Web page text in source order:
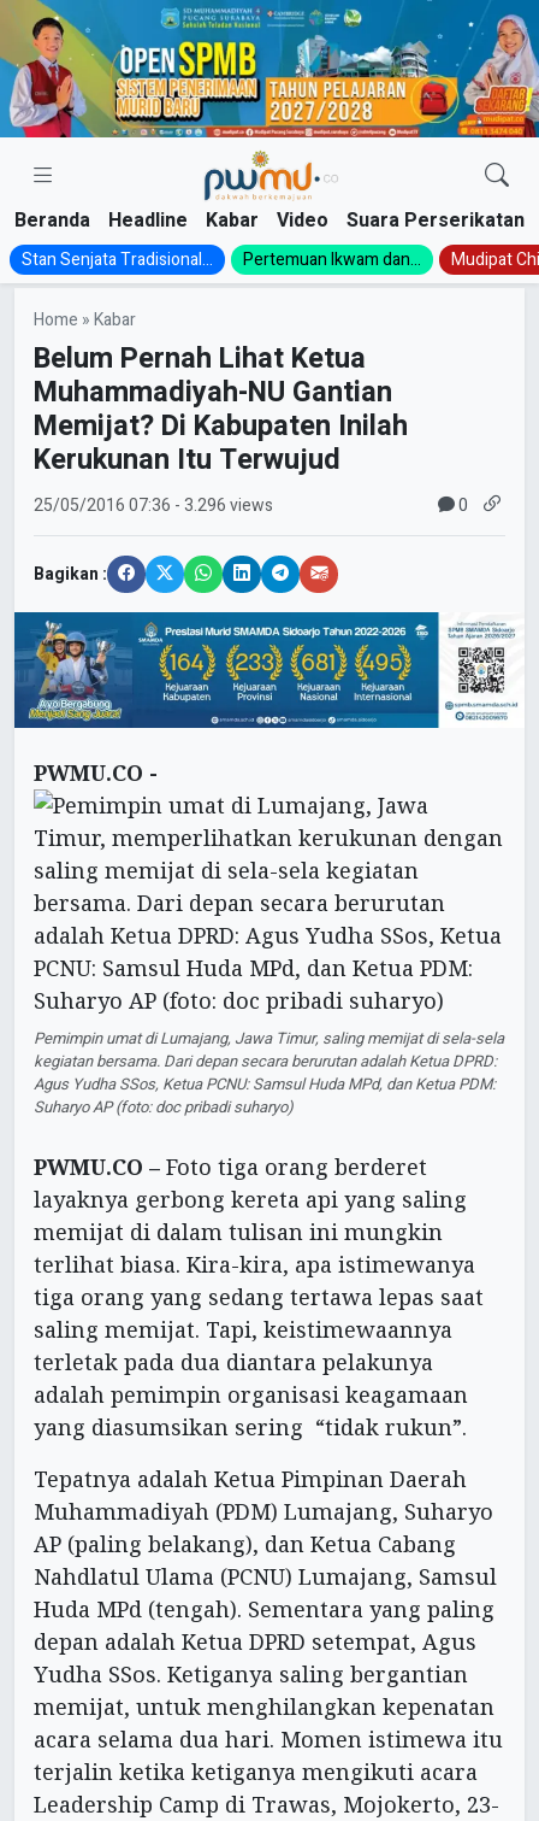
Skip
content
Beranda Headline Kabar Video Suara Perserikatan
Stan Senjata Tradisional... Pertemuan Ikwam dan... Mudipat
Home »Kabar
Belum Pernah Lihat Ketua
Muhammadiyah-NU Gantian
Memijat? Di Kabupaten Inilah
Kerukunan Itu Terwujud
25/05/201607:36 - 3.296 views 0
Bagikan :
PWMU.CO -
Pemimpin umat di Lumajang, Jawa Timur, saling memijat di sela-sela
kegiatan bersama. Dari depan secara berurutan adalah Ketua DPRD:
Agus Yudha SSos, Ketua PCNU: Samsul Huda MPd, dan Ketua PDM:
Suharyo AP (foto: doc pribadi suharyo)
PWMU.CO – Foto tiga orang berderet
layaknya gerbong kereta api yang saling
memijat di dalam tulisan ini mungkin
terlihat biasa. Kira-kira, apa istimewanya
tiga orang yang sedang tertawa lepas saat
saling memijat. Tapi, keistimewaannya
terletak pada dua diantara pelakunya
adalah pemimpin organisasi keagamaan
yang diasumsikan sering “tidak rukun”.
Tepatnya adalah Ketua Pimpinan Daerah
Muhammadiyah (PDM) Lumajang, Suharyo
AP (paling belakang), dan Ketua Cabang
Nahdlatul Ulama (PCNU) Lumajang, Samsul
Huda MPd (tengah). Sementara yang paling
depan adalah Ketua DPRD setempat, Agus
Yudha SSos. Ketiganya saling bergantian
memijat, untuk menghilangkan kepenatan
acara selama dua hari. Momen istimewa itu
terjalin ketika ketiganya mengikuti acara
Leadership Camp di Trawas, Mojokerto, 23-